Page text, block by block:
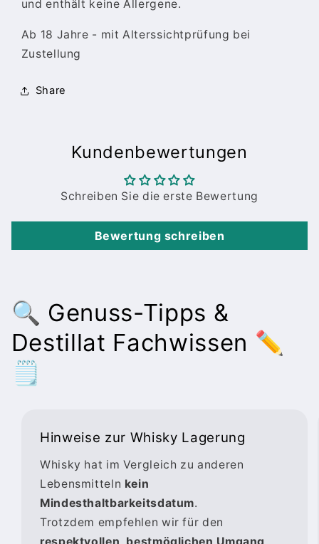
und enthält keine Allergene.
Ab 18 Jahre - mit Alterssichtprüfung bei
Zustellung
Share
Kundenbewertungen
Schreiben Sie die erste Bewertung
Bewertung schreiben
🔍 Genuss-Tipps &
Destillat Fachwissen ✏️
🗒️
Hinweise zur Whisky Lagerung
Whisky hat im Vergleich zu anderen
Lebensmitteln kein
Mindesthaltbarkeitsdatum.
Trotzdem empfehlen wir für den